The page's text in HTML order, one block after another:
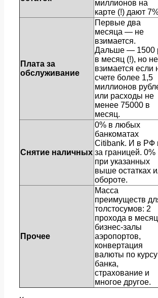
миллионов на
карте (!) дают
Плата за
обслуживание
Первые два
месяца — не
взимается.
Дальше — 1500
в месяц (!), но не
взимается если
счете более 1,5
миллионов
или расходы не
менее 75000 в
месяц.
Снятие наличных
0% в любых
банкоматах
Citibank. И в РФ
за границей. 0%
при указанных
выше остатках
обороте.
Прочее
Масса
преимуществ
толстосумов: 2
прохода в
бизнес-залы
аэропортов,
конвертация
валюты по курсу
банка,
страхование и
многое другое.